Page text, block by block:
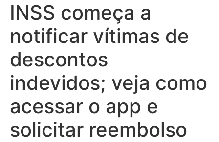
INSS começa a
notificar vítimas de
descontos
indevidos; veja como
acessar o app e
solicitar reembolso